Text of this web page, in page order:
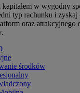
w wygodny
typ rachunku i zyskaj
oraz atrakcyjnego
środków